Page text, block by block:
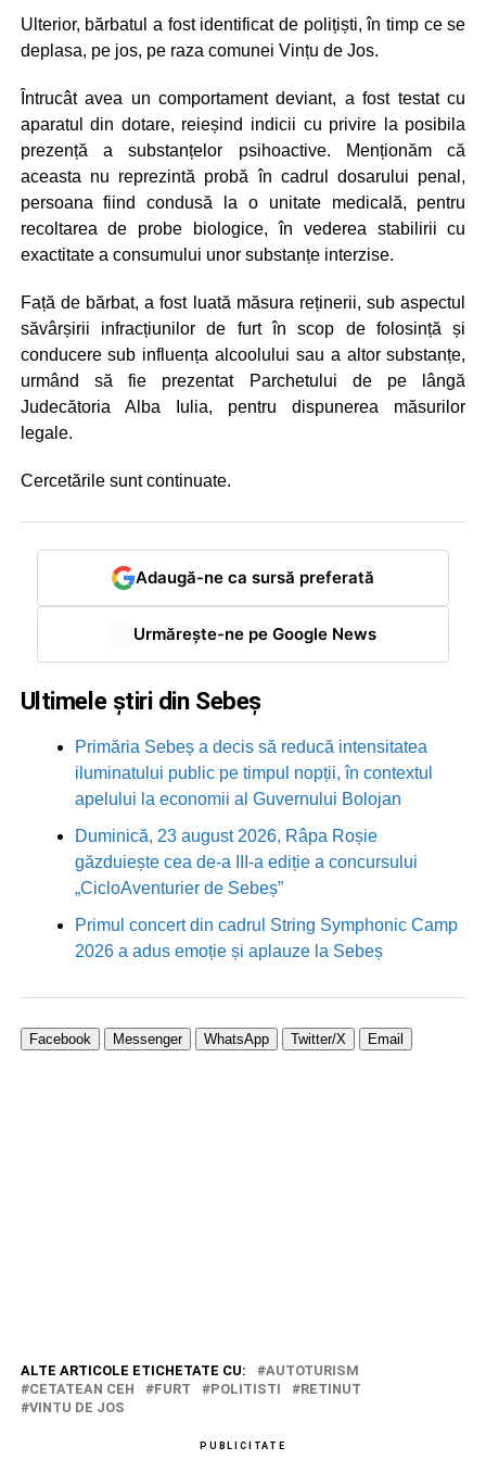
Ulterior, bărbatul a fost identificat de polițiști, în timp ce se
deplasa, pe jos, pe raza comunei Vințu de Jos.
Întrucât avea un comportament deviant, a fost testat cu
aparatul din dotare, reieșind indicii cu privire la posibila
prezență a substanțelor psihoactive. Menționăm că
aceasta nu reprezintă probă în cadrul dosarului penal,
persoana fiind condusă la o unitate medicală, pentru
recoltarea de probe biologice, în vederea stabilirii cu
exactitate a consumului unor substanțe interzise.
Față de bărbat, a fost luată măsura reținerii, sub aspectul
săvârșirii infracțiunilor de furt în scop de folosință și
conducere sub influența alcoolului sau a altor substanțe,
urmând să fie prezentat Parchetului de pe lângă
Judecătoria Alba Iulia, pentru dispunerea măsurilor
legale.
Cercetările sunt continuate.
Adaugă-ne ca sursă preferată
Urmărește-ne pe Google News
Ultimele știri din Sebeș
Primăria Sebeș a decis să reducă intensitatea
iluminatului public pe timpul nopții, în contextul
apelului la economii al Guvernului Bolojan
Duminică, 23 august 2026, Râpa Roșie
găzduiește cea de-a III-a ediție a concursului
„CicloAventurier de Sebeș”
Primul concert din cadrul String Symphonic Camp
2026 a adus emoție și aplauze la Sebeș
Facebook Messenger WhatsApp Twitter/X Email
ALTE ARTICOLE ETICHETATE CU:
AUTOTURISM
CETATEAN CEH
FURT POLITISTI
RETINUT
VINTU DE JOS
PUBLICITATE